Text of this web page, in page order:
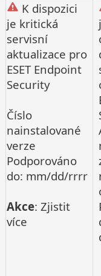
K dispozici
je kritická
servisní
aktualizace pro
ESET Endpoint
Security
Číslo
nainstalované
verze
Podporováno
do: mm/dd/rrrr
Akce: Zjistit
více